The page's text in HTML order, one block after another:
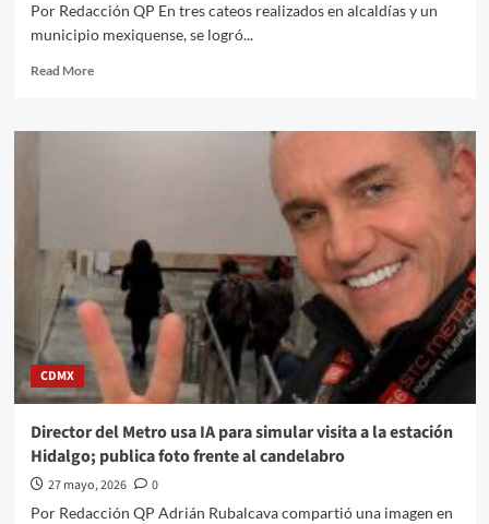
y
justifica
Por Redacción QP En tres cateos realizados en alcaldías y un
municipio mexiquense, se logró...
Read MoreRead
Recuperan
200
mdp;
desmantelan
red
de
tráfico
en
y
Edomex
CDMX
Director del Metro usa IA para simular visita a la estación
Hidalgo; publica foto frente al candelabro
27 mayo, 2026
0
Por Redacción QP Adrián Rubalcava compartió una imagen en